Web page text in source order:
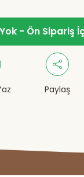
- Ön Sipariş
Paylaş